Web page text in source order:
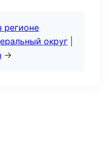
регионе
округ
→